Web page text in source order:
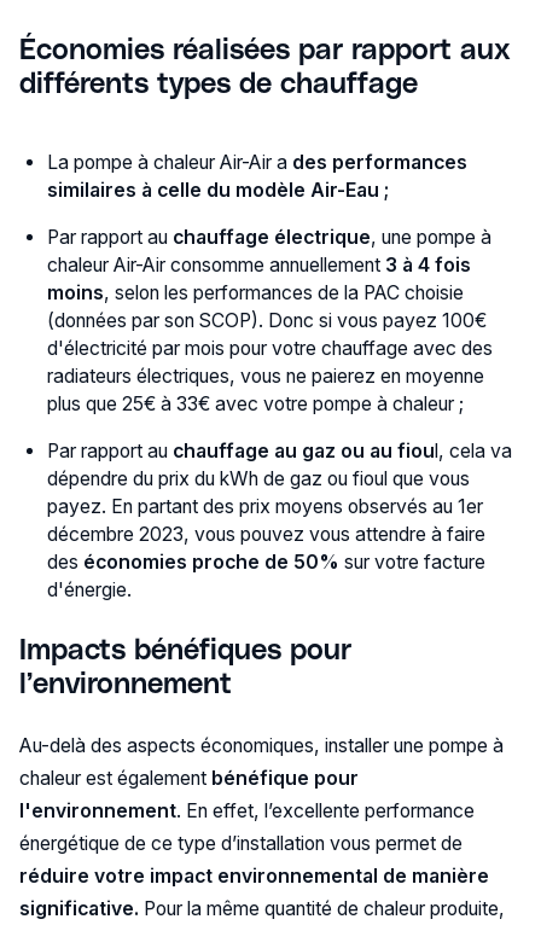
Économies réalisées par rapport aux
différents types de chauffage
La pompe à chaleur Air-Air a des performances
similaires à celle du modèle Air-Eau ;
Par rapport au chauffage électrique, une pompe à
chaleur Air-Air consomme annuellement 3 à 4 fois
moins, selon les performances de la PAC choisie
(données par son SCOP). Donc si vous payez 100€
d'électricité par mois pour votre chauffage avec des
radiateurs électriques, vous ne paierez en moyenne
plus que 25€ à 33€ avec votre pompe à chaleur ;
Par rapport au chauffage au gaz ou au fioul, cela va
dépendre du prix du kWh de gaz ou fioul que vous
payez. En partant des prix moyens observés au 1er
décembre 2023, vous pouvez vous attendre à faire
des économies proche de 50% sur votre facture
d'énergie.
Impacts bénéfiques pour
l’environnement
Au-delà des aspects économiques, installer une pompe à
chaleur est également bénéfique pour
l'environnement. En effet, l’excellente performance
énergétique de ce type d’installation vous permet de
réduire votre impact environnemental de manière
significative. Pour la même quantité de chaleur produite,